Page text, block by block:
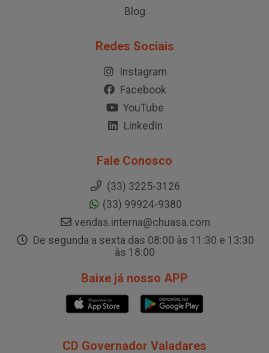
Blog
Redes Sociais
Instagram
Facebook
YouTube
LinkedIn
Fale Conosco
(33) 3225-3126
(33) 99924-9380
vendas.interna@chuasa.com
De segunda a sexta das 08:00 às 11:30 e 13:30
às 18:00
Baixe já nosso APP
CD Governador Valadares